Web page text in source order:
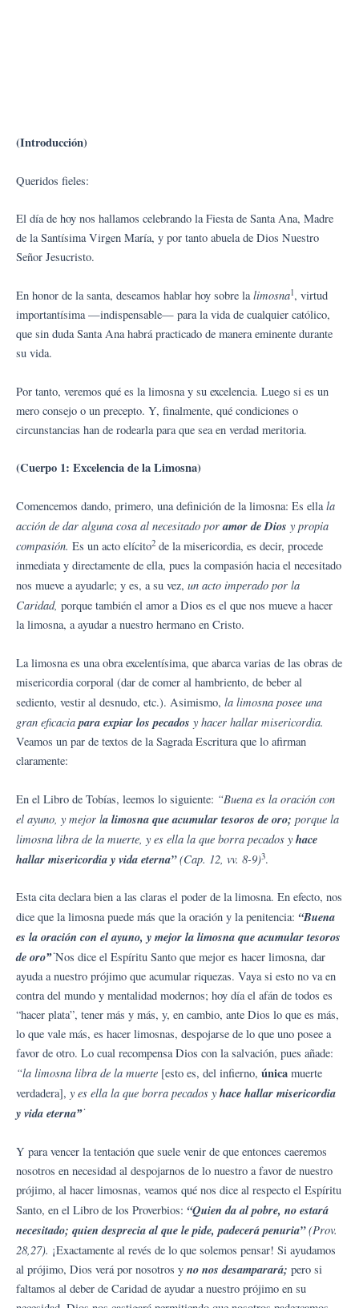
(Introducción)
Queridos fieles:
El día de hoy nos hallamos celebrando la Fiesta de Santa Ana, Madre
de la Santísima Virgen María, y por tanto abuela de Dios Nuestro
Señor Jesucristo.
En honor de la santa, deseamos hablar hoy sobre lalimosna1, virtud
importantísima —indispensable— para la vida de cualquier católico,
que sin duda Santa Ana habrá practicado de manera eminente durante
su vida.
Por tanto, veremos qué es la limosna y su excelencia. Luego si es un
mero consejo o un precepto. Y, finalmente, qué condiciones o
circunstancias han de rodearla para que sea en verdad meritoria.
(Cuerpo 1: Excelencia de la Limosna)
Comencemos dando, primero, una definición de la limosna: Es ellala
acción de dar alguna cosa al necesitado poramor de Dios y propia
compasión. Es un acto elícito2 de la misericordia, es decir, procede
inmediata y directamente de ella, pues la compasión hacia el necesitado
nos mueve a ayudarle; y es, a su vez, un acto imperado por la
Caridad, porque también el amor a Dios es el que nos mueve a hacer
la limosna, a ayudar a nuestro hermano en Cristo.
La limosna es una obra excelentísima, que abarca varias de las obras de
misericordia corporal (dar de comer al hambriento, de beber al
sediento, vestir al desnudo, etc.). Asimismo, la limosna posee una
gran eficacia para expiar los pecados y hacer hallar misericordia.
Veamos un par de textos de la Sagrada Escritura que lo afirman
claramente:
En el Libro de Tobías, leemos lo siguiente: “Buena es la oración con
el ayuno, y mejor la limosna que acumular tesoros de oro; porque la
limosna libra de la muerte, y es ella la que borra pecados yhace
hallar misericordia y vida eterna”(Cap. 12, vv. 8-9)3.
Esta cita declara bien a las claras el poder de la limosna. En efecto, nos
dice que la limosna puede más que la oración y la penitencia: “Buena
es la oración con el ayuno, y mejor la limosna que acumular tesoros
de oro”͘Nos dice el Espíritu Santo que mejor es hacer limosna, dar
ayuda a nuestro prójimo que acumular riquezas. Vaya si esto no va en
contra del mundo y mentalidad modernos; hoy día el afán de todos es
“hacer plata”, tener más y más, y, en cambio, ante Dios lo que es más,
lo que vale más, es hacer limosnas, despojarse de lo que uno posee a
favor de otro. Lo cual recompensa Dios con la salvación, pues añade:
“la limosna libra de la muerte [esto es, del infierno, única muerte
verdadera], y es ella la que borra pecados yhace hallar misericordia
y vida eterna”͘
Y para vencer la tentación que suele venir de que entonces caeremos
nosotros en necesidad al despojarnos de lo nuestro a favor de nuestro
prójimo, al hacer limosnas, veamos qué nos dice al respecto el Espíritu
Santo, en el Libro de los Proverbios: “Quien da al pobre, no estará
necesitado; quien desprecia al que le pide, padecerá penuria”(Prov.
28,27). ¡Exactamente al revés de lo que solemos pensar! Si ayudamos
al prójimo, Dios verá por nosotros y no nos desamparará; pero si
faltamos al deber de Caridad de ayudar a nuestro prójimo en su